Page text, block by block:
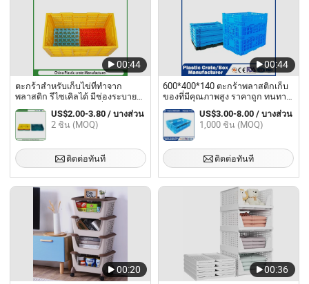
00:44
ตะกร้าสำหรับเก็บไข่ที่ทำจาก
พลาสติก รีไซเคิลได้ มีช่องระบาย
อากาศ และสามารถเคลื่อนย้ายได้
สำหรับซูเปอร์มาร์เก็ต
US$2.00-3.80 / บางส่วน
2 ชิ้น (MOQ)
ติดต่อทันที
00:44
600*400*140 ตะกร้าพลาสติกเก็บ
ของที่มีคุณภาพสูง ราคาถูก ทนทาน
สามารถพับได้ สำหรับการจัดเก็บ
และขนส่งผักและผลไม้
US$3.00-8.00 / บางส่วน
1,000 ชิ้น (MOQ)
ติดต่อทันที
00:20 00:36